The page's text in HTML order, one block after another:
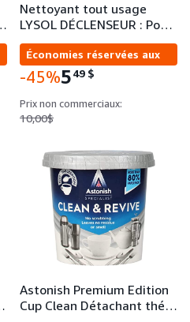
Nettoyant tout usage
LYSOL DÉCLENSEUR : Po…
Économies réservées aux
entreprises
-45%549 $
Prix non commerciaux:
10,00$
Astonish Premium Edition
Cup Clean Détachant thé…